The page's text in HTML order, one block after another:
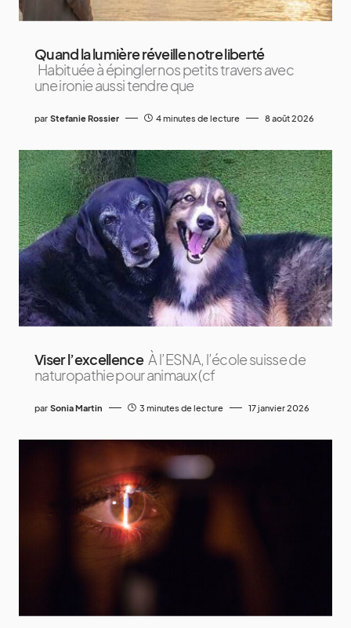
Quand la lumière réveille notre liberté
Habituée à épingler nos petits travers avec
une ironie aussi tendre que
par Stefanie Rossier 4 minutes de lecture 8 août 2026
Viser l’excellence À l’ESNA, l’école suisse de
naturopathie pour animaux (cf
par Sonia Martin 3 minutes de lecture 17 janvier 2026